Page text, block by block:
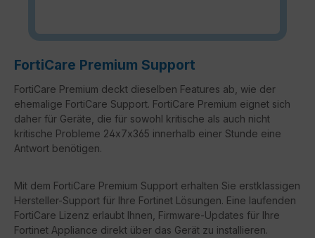
FortiCare Premium Support
FortiCare Premium deckt dieselben Features ab, wie der
ehemalige FortiCare Support. FortiCare Premium eignet sich
daher für Geräte, die für sowohl kritische als auch nicht
kritische Probleme 24x7x365 innerhalb einer Stunde eine
Antwort benötigen.
Mit dem FortiCare Premium Support erhalten Sie erstklassigen
Hersteller-Support für Ihre Fortinet Lösungen. Eine laufenden
FortiCare Lizenz erlaubt Ihnen, Firmware-Updates für Ihre
Fortinet Appliance direkt über das Gerät zu installieren.